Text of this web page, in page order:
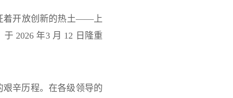
着开放创新的热土——上
2026 年3 月 12 日隆重
辛历程。在各级领导的